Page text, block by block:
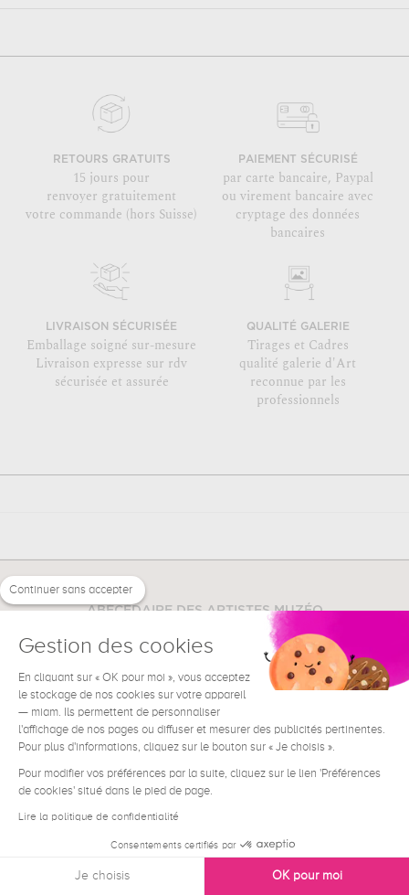
RETOURS GRATUITS
15 jours pour
renvoyer gratuitement
votre commande (hors Suisse)
PAIEMENT SÉCURISÉ
par carte bancaire, Paypal
ou virement bancaire avec
cryptage des données
bancaires
LIVRAISON SÉCURISÉE
Emballage soigné sur-mesure
Livraison expresse sur rdv
sécurisée et assurée
QUALITÉ GALERIE
Tirages et Cadres
qualité galerie d'Art
reconnue par les
professionnels
ABÉCÉDAIRE DES ARTISTES MUZÉO
A B C D E F H I J
K
L
M N O P Q S T
U
V
W X Y Z
Continuer sans accepter
Gestion des cookies
En cliquant sur « OK pour moi », vous acceptez
le stockage de nos cookies sur votre appareil
— miam. Ils permettent de personnaliser
l'affichage de nos pages ou diffuser et mesurer des publicités pertinentes.
Pour plus d'informations, cliquez sur le bouton sur « Je choisis ».
Pour modifier vos préférences par la suite, cliquez sur le lien 'Préférences
de cookies' situé dans le pied de page.
Lire la politique de confidentialité
Consentements certifiés par
Je choisis OK pour moi